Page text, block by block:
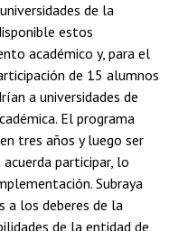
de la
estos
académico y, para el
de 15 alumnos
a universidades de
El programa
tres años y luego ser
participar, lo
Subraya
a los deberes de la
de la entidad de